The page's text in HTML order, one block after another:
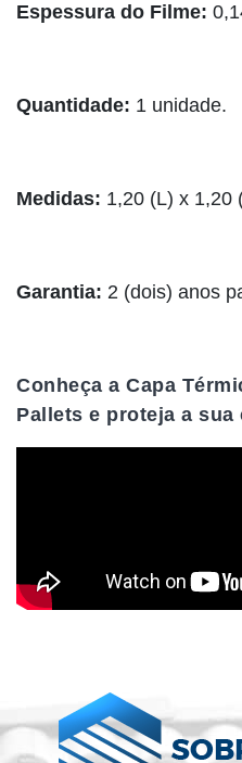
Espessura do Filme:
Quantidade: 1 unidade.
Medidas: 1,20 (L) x 1,20
Garantia: 2 (dois) anos
Conheça a Capa
Pallets e proteja a sua